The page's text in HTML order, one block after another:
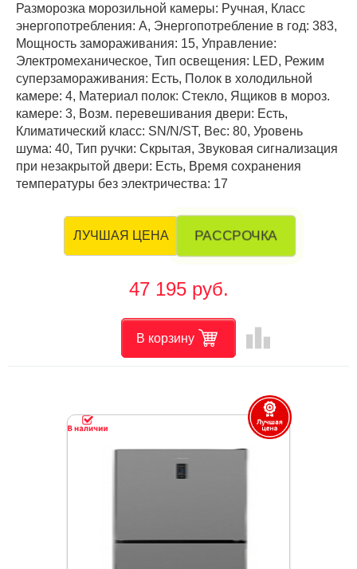
Разморозка морозильной камеры: Ручная, Класс
энергопотребления: А, Энергопотребление в год: 383,
Мощность замораживания: 15, Управление:
Электромеханическое, Тип освещения: LED, Режим
суперзамораживания: Есть, Полок в холодильной
камере: 4, Материал полок: Стекло, Ящиков в мороз.
камере: 3, Возм. перевешивания двери: Есть,
Климатический класс: SN/N/ST, Вес: 80, Уровень
шума: 40, Тип ручки: Скрытая, Звуковая сигнализация
при незакрытой двери: Есть, Время сохранения
температуры без электричества: 17
ЛУЧШАЯ ЦЕНА РАССРОЧКА
47 195 руб.
В корзину leaderboard